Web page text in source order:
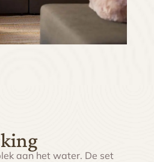
aan het water. De set